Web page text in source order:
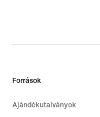
Források
Ajándékutalványok